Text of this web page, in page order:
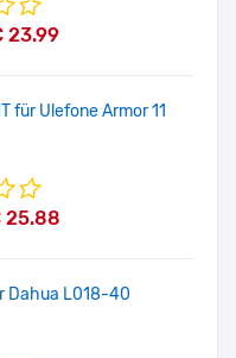
23.99
für Ulefone Armor 11
25.88
Dahua L018-40